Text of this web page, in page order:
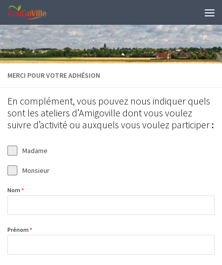
Skip to content
MERCI POUR VOTRE ADHÉSION
En complément, vous pouvez nous indiquer quels
sont les ateliers d’Amigoville dont vous voulez
suivre d’activité ou auxquels vous voulez participer :
Madame
Monsieur
Nom *
Prénom *